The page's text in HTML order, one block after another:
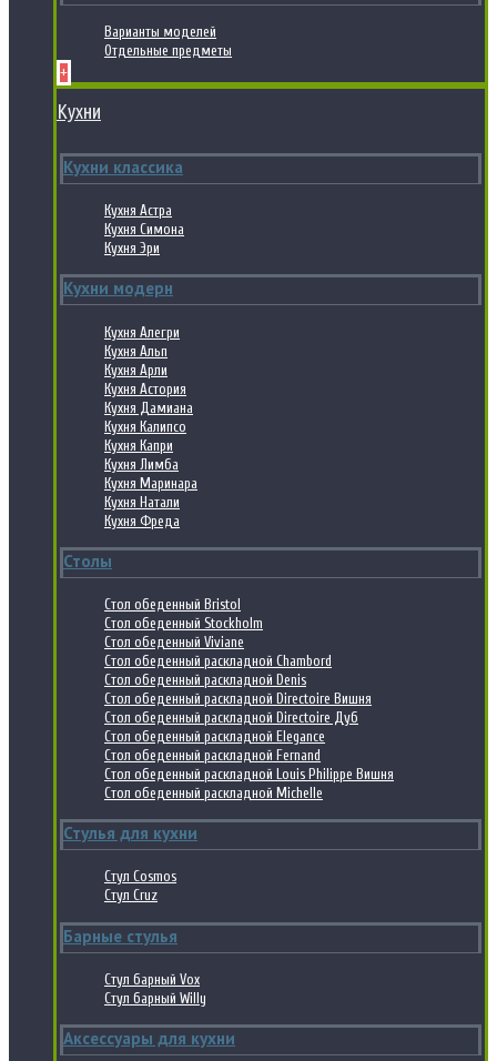
Варианты моделей
Отдельные предметы
+
Кухни
Кухни классика
Кухня Астра
Кухня Симона
Кухня Эри
Кухни модерн
Кухня Алегри
Кухня Альп
Кухня Арли
Кухня Астория
Кухня Дамиана
Кухня Калипсо
Кухня Капри
Кухня Лимба
Кухня Маринара
Кухня Натали
Кухня Фреда
Столы
Стол обеденный Bristol
Стол обеденный Stockholm
Стол обеденный Viviane
Стол обеденный раскладной Chambord
Стол обеденный раскладной Denis
Стол обеденный раскладной Directoire Вишня
Стол обеденный раскладной Directoire Дуб
Стол обеденный раскладной Elegance
Стол обеденный раскладной Fernand
Стол обеденный раскладной Louis Philippe Вишня
Стол обеденный раскладной Michelle
Стулья для кухни
Стул Cosmos
Стул Cruz
Барные стулья
Стул барный Vox
Стул барный Willy
Аксессуары для кухни